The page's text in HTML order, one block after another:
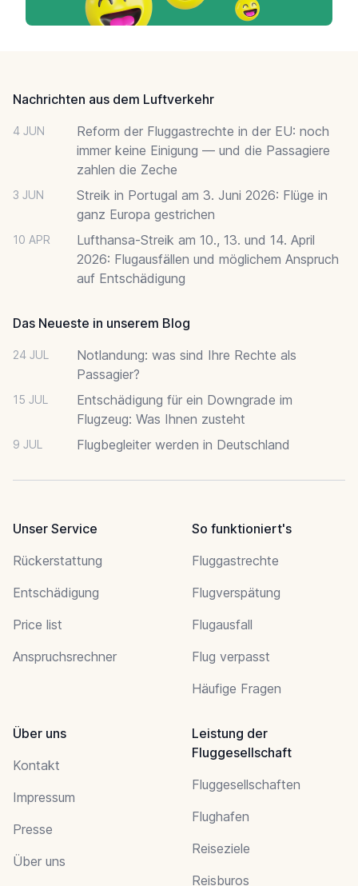
Nachrichten aus dem Luftverkehr
4 JUN
Reform der Fluggastrechte in der EU: noch
immer keine Einigung — und die Passagiere
zahlen die Zeche
3 JUN
Streik in Portugal am 3. Juni 2026: Flüge in
ganz Europa gestrichen
10 APR
Lufthansa-Streik am 10., 13. und 14. April
2026: Flugausfällen und möglichem Anspruch
auf Entschädigung
Das Neueste in unserem Blog
24 JUL
Notlandung: was sind Ihre Rechte als
Passagier?
15 JUL
Entschädigung für ein Downgrade im
Flugzeug: Was Ihnen zusteht
9 JUL Flugbegleiter werden in Deutschland
Unser Service
Rückerstattung
Entschädigung
Price list
Anspruchsrechner
So funktioniert's
Fluggastrechte
Flugverspätung
Flugausfall
Flug verpasst
Häufige Fragen
Über uns
Kontakt
Impressum
Presse
Über uns
Leistung der
Fluggesellschaft
Fluggesellschaften
Flughafen
Reiseziele
Reisburos